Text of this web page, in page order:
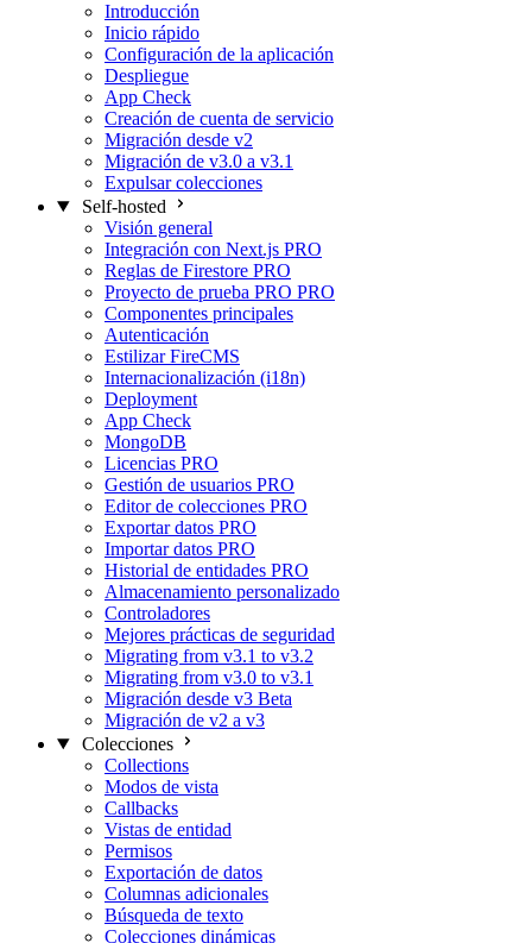
Introducción
Inicio rápido
Configuración de la aplicación
Despliegue
App Check
Creación de cuenta de servicio
Migración desde v2
Migración de v3.0 a v3.1
Expulsar colecciones
Self-hosted
Visión general
Integración con Next.js PRO
Reglas de Firestore PRO
Proyecto de prueba PRO PRO
Componentes principales
Autenticación
Estilizar FireCMS
Internacionalización (i18n)
Deployment
App Check
MongoDB
Licencias PRO
Gestión de usuarios PRO
Editor de colecciones PRO
Exportar datos PRO
Importar datos PRO
Historial de entidades PRO
Almacenamiento personalizado
Controladores
Mejores prácticas de seguridad
Migrating from v3.1 to v3.2
Migrating from v3.0 to v3.1
Migración desde v3 Beta
Migración de v2 a v3
Colecciones
Collections
Modos de vista
Callbacks
Vistas de entidad
Permisos
Exportación de datos
Columnas adicionales
Búsqueda de texto
Colecciones dinámicas